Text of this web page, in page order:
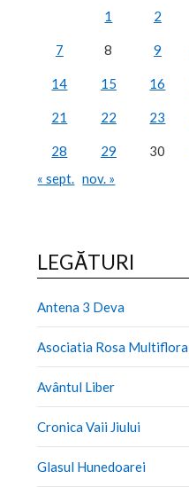
1
2
7 8 9
14 15 16
21 22 23
28 29 30
« sept. nov. »
LEGĂTURI
Antena 3 Deva
Asociatia Rosa Multiflora
Avântul Liber
Cronica Vaii Jiului
Glasul Hunedoarei